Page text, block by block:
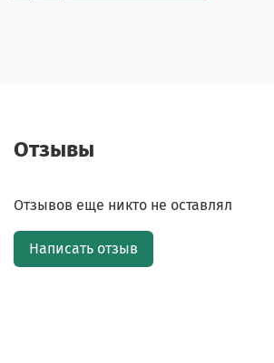
Отзывы
Отзывов еще никто не оставлял
Написать отзыв